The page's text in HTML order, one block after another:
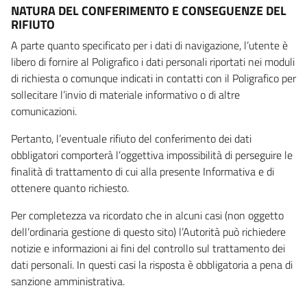
NATURA DEL CONFERIMENTO E CONSEGUENZE DEL
RIFIUTO
A parte quanto specificato per i dati di navigazione, l’utente è
libero di fornire al Poligrafico i dati personali riportati nei moduli
di richiesta o comunque indicati in contatti con il Poligrafico per
sollecitare l’invio di materiale informativo o di altre
comunicazioni.
Pertanto, l’eventuale rifiuto del conferimento dei dati
obbligatori comporterà l’oggettiva impossibilità di perseguire le
finalità di trattamento di cui alla presente Informativa e di
ottenere quanto richiesto.
Per completezza va ricordato che in alcuni casi (non oggetto
dell’ordinaria gestione di questo sito) l’Autorità può richiedere
notizie e informazioni ai fini del controllo sul trattamento dei
dati personali. In questi casi la risposta è obbligatoria a pena di
sanzione amministrativa.